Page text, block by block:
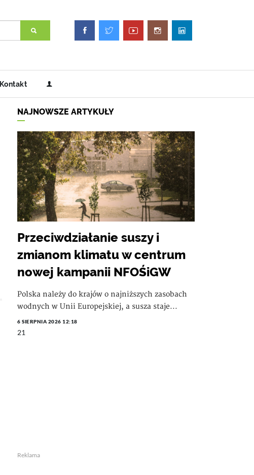
Kontakt
NAJNOWSZE ARTYKUŁY
Przeciwdziałanie suszy i
zmianom klimatu w centrum
nowej kampanii NFOŚiGW
Polska należy do krajów o najniższych zasobach
wodnych w Unii Europejskiej, a susza staje...
6 SIERPNIA 2026 12:18
21
Reklama